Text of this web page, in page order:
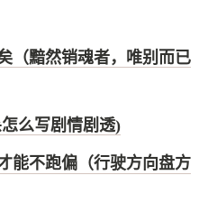
（黯然销魂者，唯别而已
么写剧情剧透)
能不跑偏（行驶方向盘方